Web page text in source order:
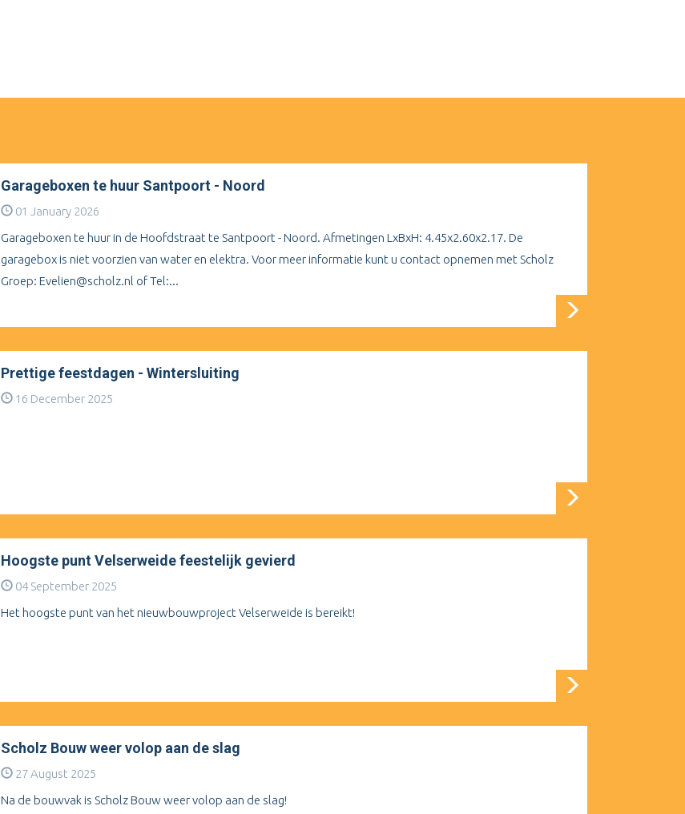
Garageboxen te huur Santpoort - Noord
01 January 2026
Garageboxen te huur in de Hoofdstraat te Santpoort - Noord. Afmetingen LxBxH: 4.45x2.60x2.17. De
garagebox is niet voorzien van water en elektra. Voor meer informatie kunt u contact opnemen met Scholz
Groep: Evelien@scholz.nl of Tel:...
Prettige feestdagen - Wintersluiting
16 December 2025
Hoogste punt Velserweide feestelijk gevierd
04 September 2025
Het hoogste punt van het nieuwbouwproject Velserweide is bereikt!
Scholz Bouw weer volop aan de slag
27 August 2025
Na de bouwvak is Scholz Bouw weer volop aan de slag!